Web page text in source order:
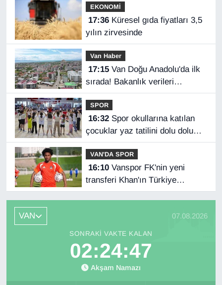
EKONOMİ
17:36Küresel gıda fiyatları 3,5
yılın zirvesinde
Van Haber
17:15Van Doğu Anadolu'da ilk
sırada! Bakanlık verileri
paylaştı…
SPOR
16:32Spor okullarına katılan
çocuklar yaz tatilini dolu dolu
geçiriyor
VAN'DA SPOR
16:10Vanspor FK'nin yeni
transferi Khan'ın Türkiye
mutluluğu
VAN 07.08.2026
SONRAKI VAKTE KALAN
02:24:47
Akşam Namazı